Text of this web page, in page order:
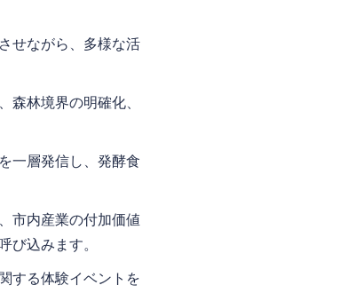
せながら、多様な活
森林境界の明確化、
一層発信し、発酵食
市内産業の付加価値
び込みます。
する体験イベントを